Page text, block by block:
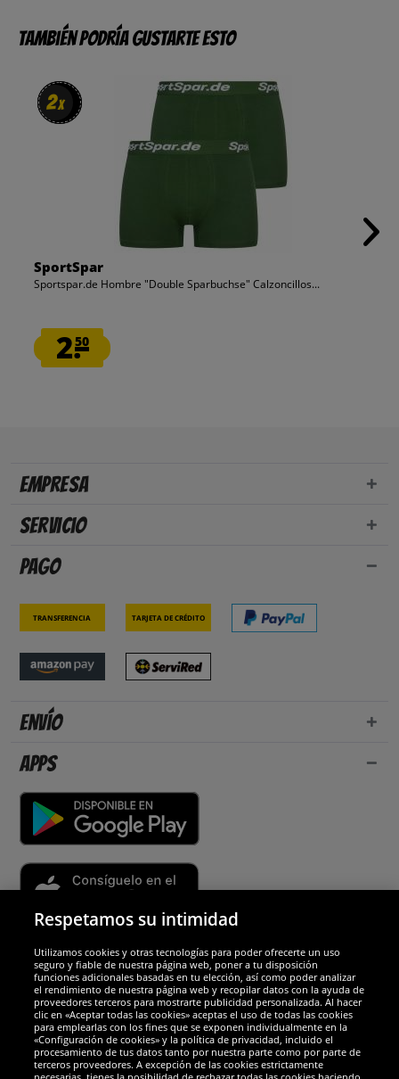
También podría gustarte esto
2x
2x
SportSpar
Sportspar.de Hombre "Double Sparbuchse" Calzoncillos...
2.50
Empresa
Servicio
Pago
Transferencia Tarjeta de crédito
Envío
Apps
Socios y seguridad
Galardones
Respetamos su intimidad
Utilizamos cookies y otras tecnologías para poder ofrecerte un uso
seguro y fiable de nuestra página web, poner a tu disposición
funciones adicionales basadas en tu elección, así como poder analizar
el rendimiento de nuestra página web y recopilar datos con la ayuda de
proveedores terceros para mostrarte publicidad personalizada. Al hacer
clic en «Aceptar todas las cookies» aceptas el uso de todas las cookies
para emplearlas con los fines que se exponen individualmente en la
«Configuración de cookies» y la política de privacidad, incluido el
procesamiento de tus datos tanto por nuestra parte como por parte de
terceros proveedores. A excepción de las cookies estrictamente